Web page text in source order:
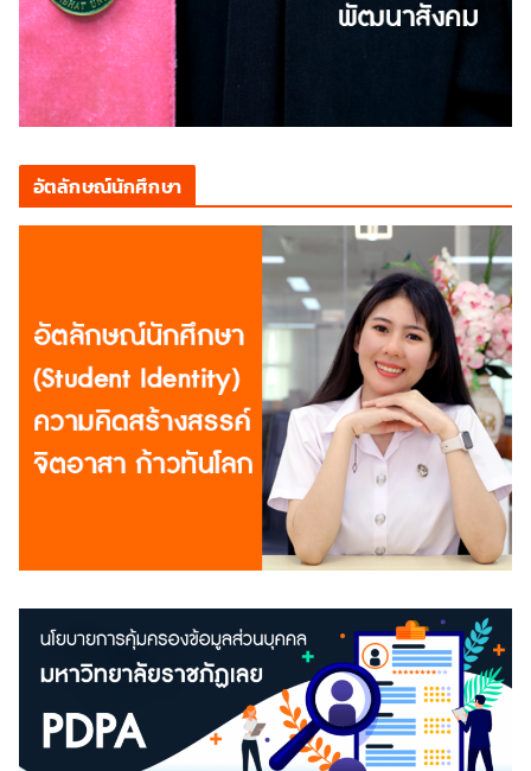
อัตลักษณ์นักศึกษา